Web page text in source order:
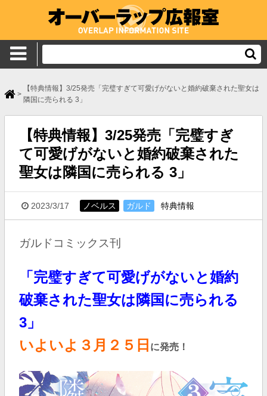
>
【特典情報】3/25発売「完璧すぎて可愛げがないと婚約破棄された聖女は
隣国に売られる 3」
【特典情報】3/25発売「完璧すぎ
て可愛げがないと婚約破棄された
聖女は隣国に売られる 3」
2023/3/17 ノベルス ガルド 特典情報
ガルドコミックス刊
「完璧すぎて可愛げがないと婚約
破棄された聖女は隣国に売られる
3」
いよいよ３ 月２５日 に発売！